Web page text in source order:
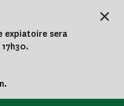
expiatoire sera